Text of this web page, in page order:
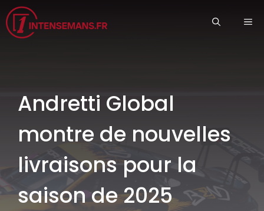
Aller
au
contenu
Andretti Global
montre de nouvelles
livraisons pour la
saison de 2025